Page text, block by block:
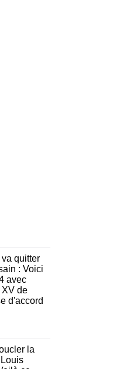
quitter
: Voici
avec
XV de
d'accord
la